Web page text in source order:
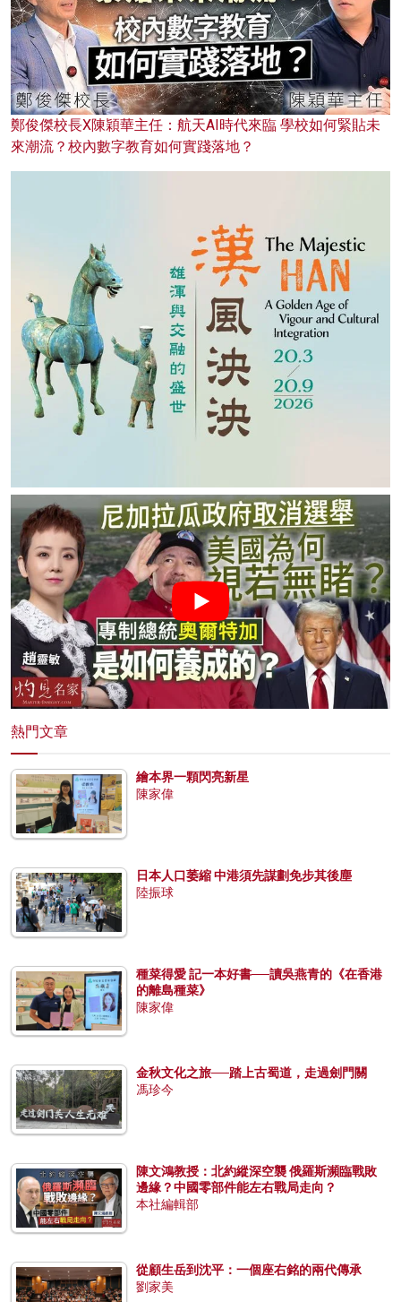
鄭俊傑校長X陳穎華主任：航天AI時代來臨 學校如何緊貼未
來潮流？校內數字教育如何實踐落地？
熱門文章
繪本界一顆閃亮新星
陳家偉
日本人口萎縮 中港須先謀劃免步其後塵
陸振球
種菜得愛 記一本好書──讀吳燕青的《在香港
的離島種菜》
陳家偉
金秋文化之旅──踏上古蜀道，走過劍門關
馮珍今
陳文鴻教授：北約縱深空襲 俄羅斯瀕臨戰敗
邊緣？中國零部件能左右戰局走向？
本社編輯部
從顧生岳到沈平：一個座右銘的兩代傳承
劉家美